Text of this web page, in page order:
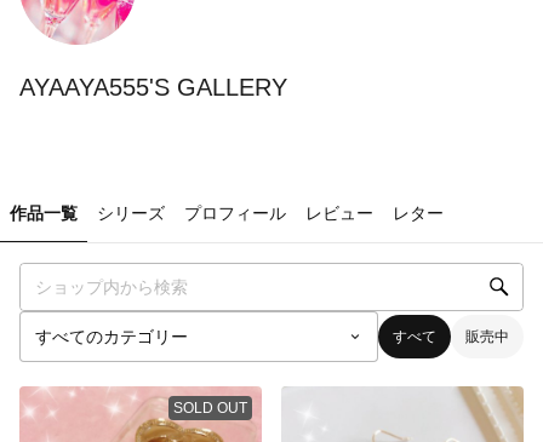
AYAAYA555'S GALLERY
作品一覧 シリーズ プロフィール レビュー レター
すべて 販売中
SOLD OUT